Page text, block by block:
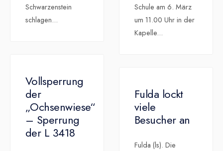
Schwarzenstein
schlagen...
Schule am 6. März
um 11.00 Uhr in der
Kapelle...
Vollsperrung
der
„Ochsenwiese“
– Sperrung
der L 3418
Fulda lockt
viele
Besucher an
Fulda (ls). Die